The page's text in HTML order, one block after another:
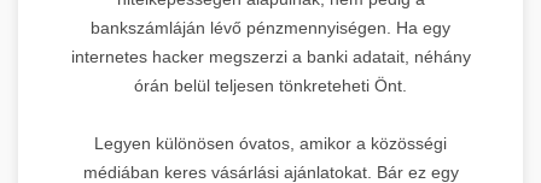
bankszámláján lévő pénzmennyiségen. Ha egy
internetes hacker megszerzi a banki adatait, néhány
órán belül teljesen tönkreteheti Önt.
Legyen különösen óvatos, amikor a közösségi
médiában keres vásárlási ajánlatokat. Bár ez egy